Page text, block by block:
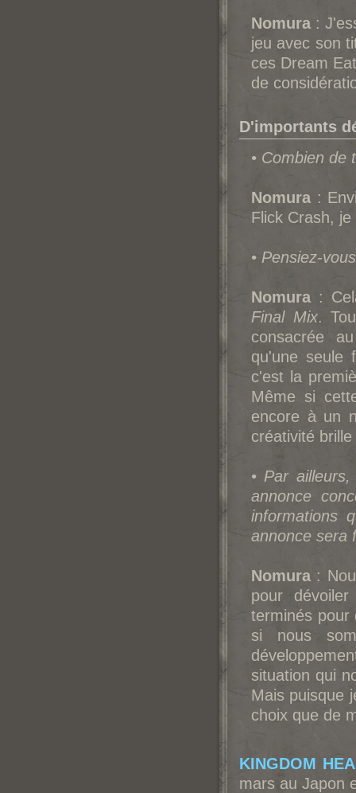
Nomura :
jeu avec son
ces Dream
de
D'importants
• Combien de
Nomura :
Flick Crash,
• Pensiez-
Nomura :
Final Mix.
consacrée
qu'une seule
c'est la
Même si
encore à un
créativité
• Par
annonce
informations
annonce sera
Nomura:
pour
terminés pour
si nous
situation qui
Mais puisque
choix que de
KINGDOM
mars au Japon